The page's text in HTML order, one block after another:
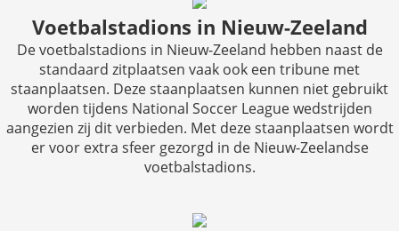
Voetbalstadions in Nieuw-Zeeland
De voetbalstadions in Nieuw-Zeeland hebben naast de
standaard zitplaatsen vaak ook een tribune met
staanplaatsen. Deze staanplaatsen kunnen niet gebruikt
worden tijdens National Soccer League wedstrijden
aangezien zij dit verbieden. Met deze staanplaatsen wordt
er voor extra sfeer gezorgd in de Nieuw-Zeelandse
voetbalstadions.